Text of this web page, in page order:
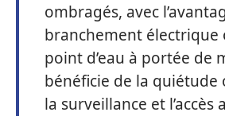
ombragés, avec
branchement électrique
point d’eau à portée de
bénéficie de la
la surveillance et l’accès